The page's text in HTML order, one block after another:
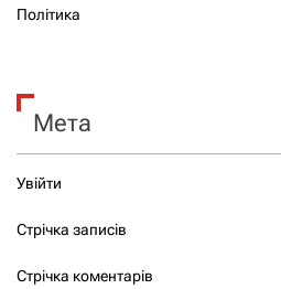
Політика
Мета
Увійти
Стрічка записів
Стрічка коментарів